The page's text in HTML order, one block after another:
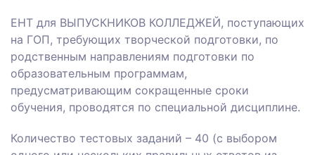
ЕНТ для ВЫПУСКНИКОВ КОЛЛЕДЖЕЙ, поступающих
на ГОП, требующих творческой подготовки, по
родственным направлениям подготовки по
образовательным программам,
предусматривающим сокращенные сроки
обучения, проводятся по специальной дисциплине.
Количество тестовых заданий – 40 (с выбором